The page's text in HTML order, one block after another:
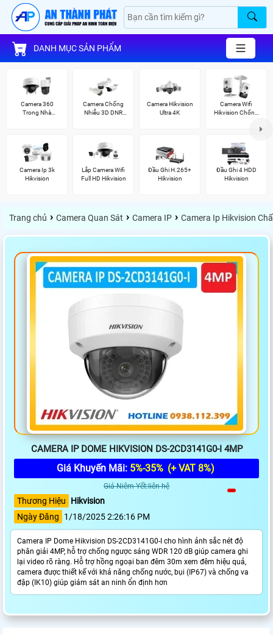
DANH MỤC SẢN PHẨM
Camera 360
Trong Nhà
Camera Chống
Nhiễu 3D DNR
Camera Hikvision
Ultra 4K
Camera Wifi
Hikvision Chống
Camera Ip 3k
Hikvision
Lắp Camera Wifi
Full HD Hikvision
Đầu Ghi H.265+
Hikvision
Đầu Ghi 4 HDD
Hikvision
Trang chủ › Camera Quan Sát › Camera IP › Camera Ip Hikvision
CAMERA IP DOME HIKVISION DS-2CD3141G0-I 4MP
Giá Khuyến Mãi: 5%-35% (+ VAT 8%)
Giá Niêm Yết:liên hệ
Thương Hiệu
Hikvision
Ngày Đăng
1/18/2025 2:26:16 PM
Camera IP Dome Hikvision DS-2CD3141G0-I cho hình ảnh sắc nét độ
phân giải 4MP, hỗ trợ chống ngược sáng WDR 120 dB giúp camera ghi
lại video rõ ràng. Hỗ trợ hồng ngoại ban đêm 30m xem đêm hiệu quả,
camera được thiết kế với khả năng chống nước, bụi (IP67) và chống va
đập (IK10) giúp giám sát an ninh ổn định hơn